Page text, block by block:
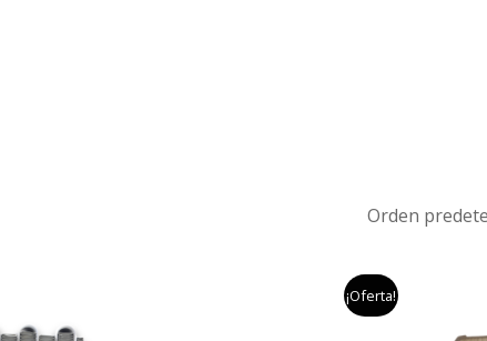
¡Oferta!
el
precio